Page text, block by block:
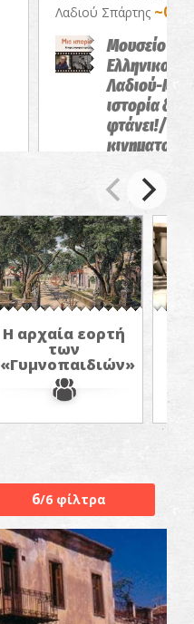
Λαδιού Σπάρτης
Μουσείο
Ελληνικού
Λαδιού-Μια
ιστορία δεν
φτάνει!/
ΠΡΟΒΟΛΕΣ
Η αρχαία εορτή
των
«Γυμνοπαιδιών»
6/6 φίλτρα